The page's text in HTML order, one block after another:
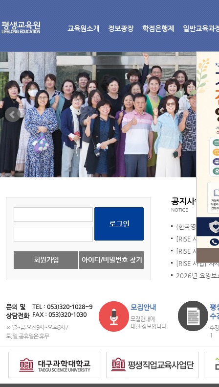
교육원소개 정보광장 학점은행제 일반교육과
공지사항
NOTICE
(한국영유아보
[RISE 사업] 신
[RISE 사업] 주
[RISE 사업] 자
2026년 요양보
문의 및
상담전화
TEL : 053)320-1028~9
FAX : 053)320-1030
※ 월~금:오전9시~오후6시 /
토,일,공휴일은 휴무
모집안내
모집안내에
대한 정보입니다.
평
수
수
1